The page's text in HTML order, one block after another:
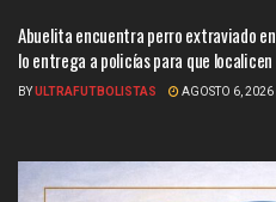
Abuelita encuentra perro extraviado
lo entrega a policías para que localicen
BYULTRAFUTBOLISTAS AGOSTO 6, 2026